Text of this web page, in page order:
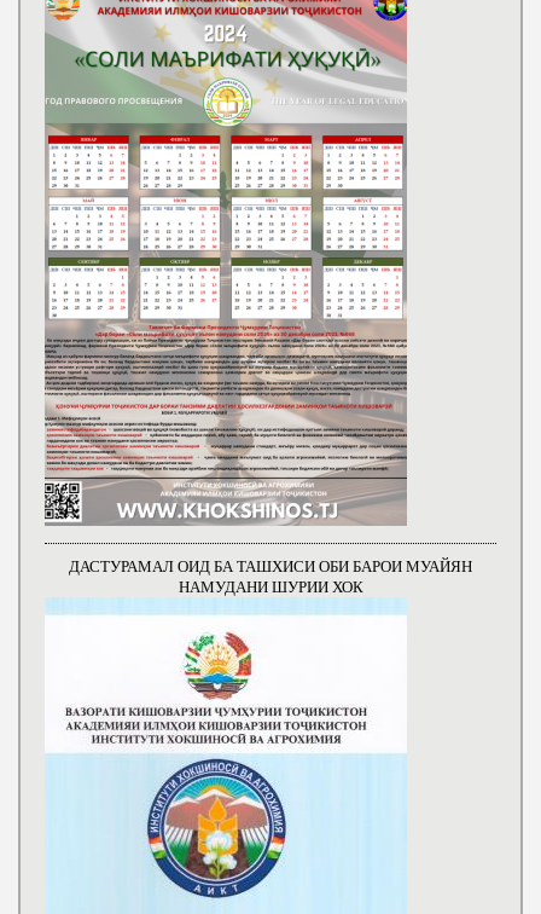
ДАСТУРАМАЛ ОИД БА ТАШХИСИ ОБИ БАРОИ МУАЙЯН
НАМУДАНИ ШУРИИ ХОК